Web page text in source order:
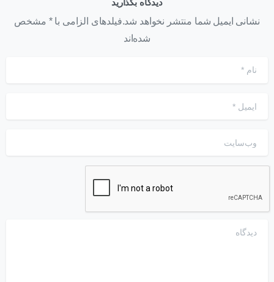
نشانی ایمیل شما منتشر نخواهد شد.فیلدهای الزامی با * مشخص
شده‌اند
*
ایمیل
وب‌سایت
دیدگاه